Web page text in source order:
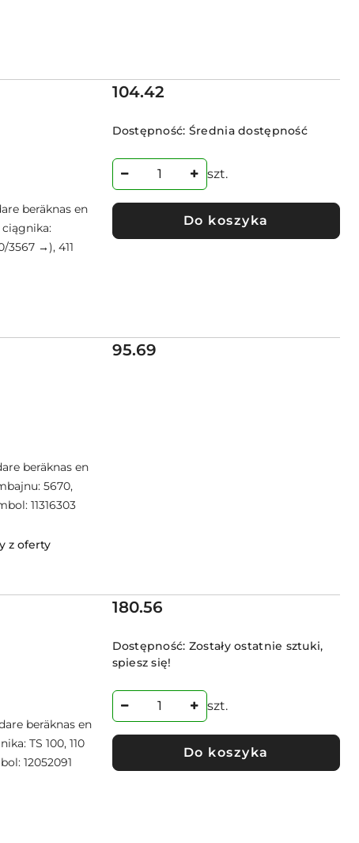
beräknas en
ciągnika:
3567 →), 411
Cena:
104.42
Dostępność: Średnia dostępność
szt.
Do koszyka
beräknas en
5670,
11316303
z oferty
Cena:
95.69
beräknas en
TS 100, 110
12052091
Cena:
180.56
Dostępność: Zostały ostatnie sztuki,
spiesz się!
szt.
Do koszyka